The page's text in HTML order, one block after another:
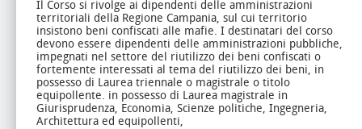
Il Corso si rivolge ai dipendenti delle amministrazioni
territoriali della Regione Campania, sul cui territorio
insistono beni confiscati alle mafie. I destinatari del corso
devono essere dipendenti delle amministrazioni pubbliche,
impegnati nel settore del riutilizzo dei beni confiscati o
fortemente interessati al tema del riutilizzo dei beni, in
possesso di Laurea triennale o magistrale o titolo
equipollente. in possesso di Laurea magistrale in
Giurisprudenza, Economia, Scienze politiche, Ingegneria,
Architettura ed equipollenti,